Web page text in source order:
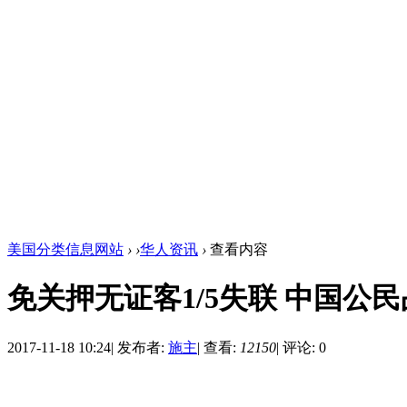
美国分类信息网站 › ›华人资讯 › 查看内容
免关押无证客1/5失联 中国公民
2017-11-18 10:24| 发布者: 施主| 查看: 12150| 评论: 0